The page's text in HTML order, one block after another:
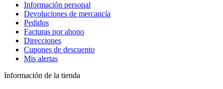
Información personal
Devoluciones de mercancía
Pedidos
Facturas por abono
Direcciones
Cupones de descuento
Mis alertas
Información de la tienda